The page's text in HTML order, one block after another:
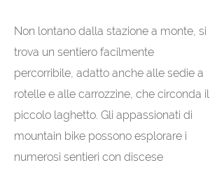
Non lontano dalla stazione a monte, si
trova un sentiero facilmente
percorribile, adatto anche alle sedie a
rotelle e alle carrozzine, che circonda il
piccolo laghetto. Gli appassionati di
mountain bike possono esplorare i
numerosi sentieri con discese